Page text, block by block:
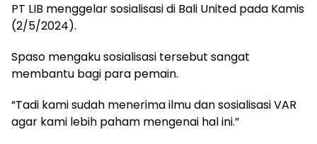
PT LIB menggelar sosialisasi di Bali United pada Kamis
(2/5/2024).
Spaso mengaku sosialisasi tersebut sangat
membantu bagi para pemain.
“Tadi kami sudah menerima ilmu dan sosialisasi VAR
agar kami lebih paham mengenai hal ini.”